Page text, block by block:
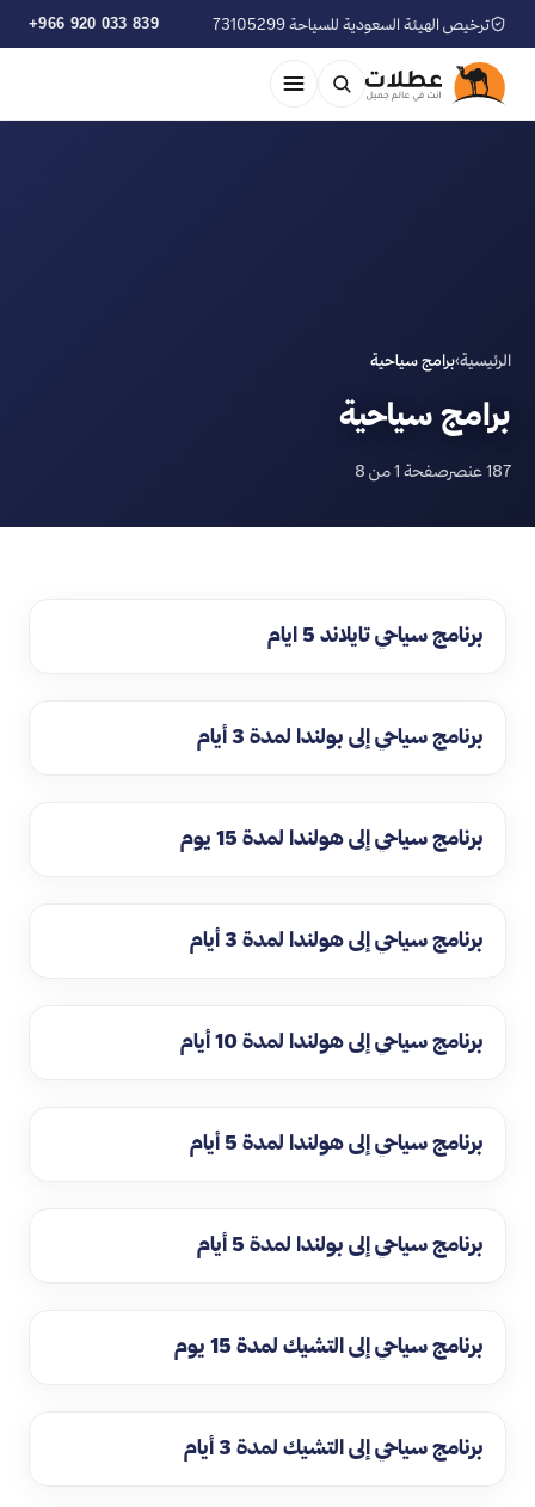
ترخيص الهيئة السعودية للسياحة 73105299 +966 920 033 839
الرئيسية›برامج سياحية
برامج سياحية
187 عنصر صفحة 1 من 8
برنامج سياحي تايلاند 5 ايام
برنامج سياحي إلى بولندا لمدة 3 أيام
برنامج سياحي إلى هولندا لمدة 15 يوم
برنامج سياحي إلى هولندا لمدة 3 أيام
برنامج سياحي إلى هولندا لمدة 10 أيام
برنامج سياحي إلى هولندا لمدة 5 أيام
برنامج سياحي إلى بولندا لمدة 5 أيام
برنامج سياحي إلى التشيك لمدة 15 يوم
برنامج سياحي إلى التشيك لمدة 3 أيام